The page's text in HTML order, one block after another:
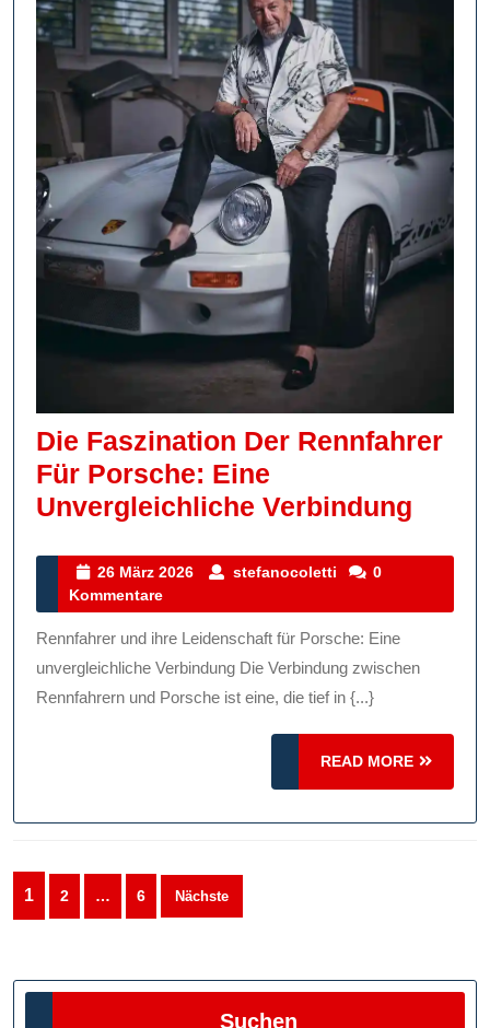
Die Faszination Der Rennfahrer
Für Porsche: Eine
Unvergleichliche Verbindung
26 März 2026
26
2026
stefanocoletti stefanocoletti
0
Kommentare
Rennfahrer und ihre Leidenschaft für Porsche: Eine
unvergleichliche Verbindung Die Verbindung zwischen
Rennfahrern und Porsche ist eine, die tief in {...}
READ MORE
READ
MORE
Seitennummerierung
der
1 2 … 6 Nächste
Suchen